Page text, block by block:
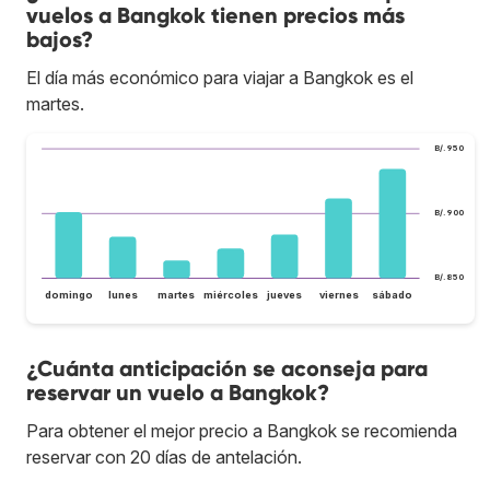
vuelos a Bangkok tienen precios más
bajos?
El día más económico para viajar a Bangkok es el
martes.
B/.850
B/.900
B/.950
domingo lunes martes miércoles jueves viernes sábado
¿Cuánta anticipación se aconseja para
reservar un vuelo a Bangkok?
Para obtener el mejor precio a Bangkok se recomienda
reservar con 20 días de antelación.